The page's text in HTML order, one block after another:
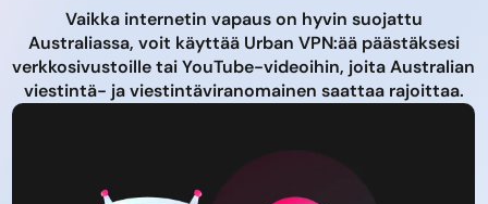
Vaikka internetin vapaus on hyvin suojattu
Australiassa, voit käyttää Urban VPN:ää päästäksesi
verkkosivustoille tai YouTube-videoihin, joita Australian
viestintä- ja viestintäviranomainen saattaa rajoittaa.